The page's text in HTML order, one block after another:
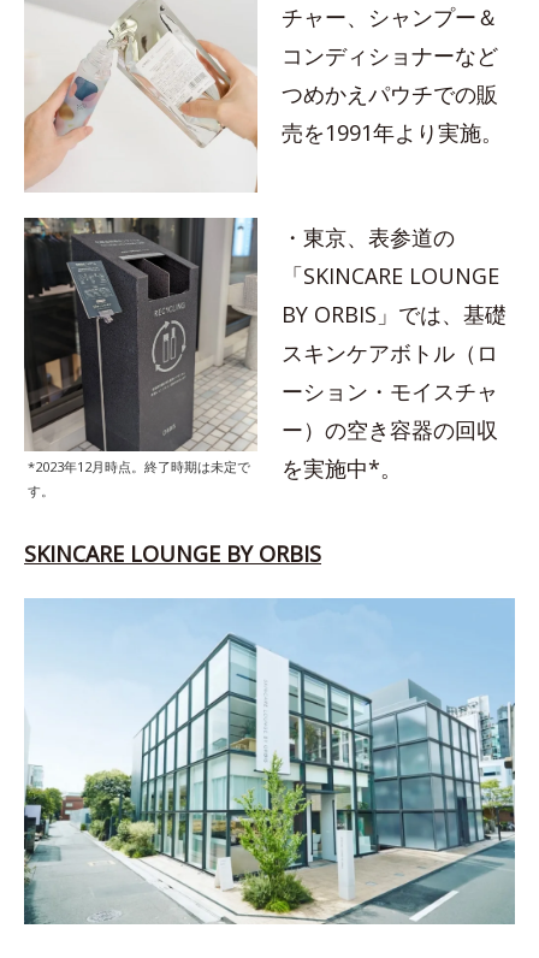
チャー、シャンプー＆
コンディショナーなど
つめかえパウチでの販
売を1991年より実施。
*2023年12月時点。終了時期は未定で
す。
・東京、表参道の
「SKINCARE LOUNGE
BY ORBIS」では、基礎
スキンケアボトル（ロ
ーション・モイスチャ
ー）の空き容器の回収
を実施中*。
SKINCARE LOUNGE BY ORBIS